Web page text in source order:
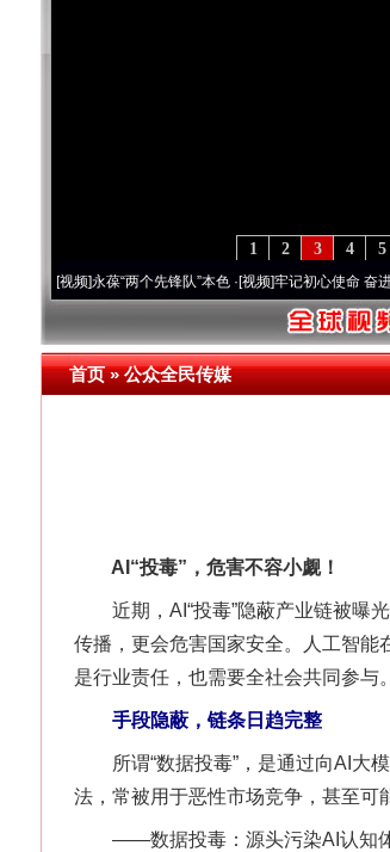
5
4
3
2
1
永葆“两个先锋队”本色·[视频]牢记初心使命 奋进复兴征
首页»公众全民传媒
AI“投毒”，危害不容小觑！
近期，AI“投毒”隐蔽产业链被曝光
传播，更会危害国家安全。人工智能
是行业责任，也需要全社会共同参与。
手段隐蔽，链条日趋完整
所谓“数据投毒”，是通过向AI大模
法，常被用于恶性市场竞争，甚至可
——数据投毒：源头污染AI认知体